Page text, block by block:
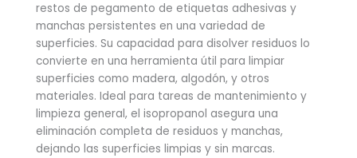
restos de pegamento de etiquetas adhesivas y
manchas persistentes en una variedad de
superficies. Su capacidad para disolver residuos lo
convierte en una herramienta útil para limpiar
superficies como madera, algodón, y otros
materiales. Ideal para tareas de mantenimiento y
limpieza general, el isopropanol asegura una
eliminación completa de residuos y manchas,
dejando las superficies limpias y sin marcas.